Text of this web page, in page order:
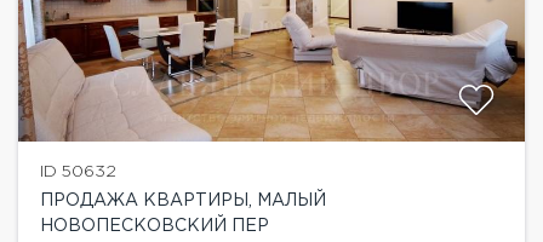
ID 50632
ПРОДАЖА КВАРТИРЫ, МАЛЫЙ
НОВОПЕСКОВСКИЙ ПЕР